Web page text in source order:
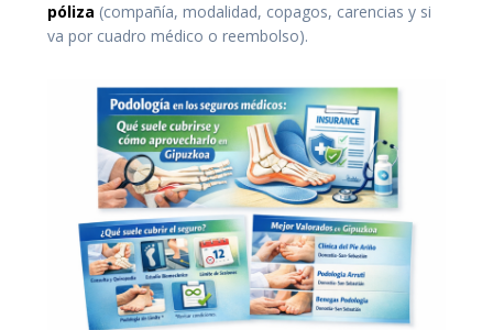
póliza (compañía, modalidad, copagos, carencias y si
va por cuadro médico o reembolso).